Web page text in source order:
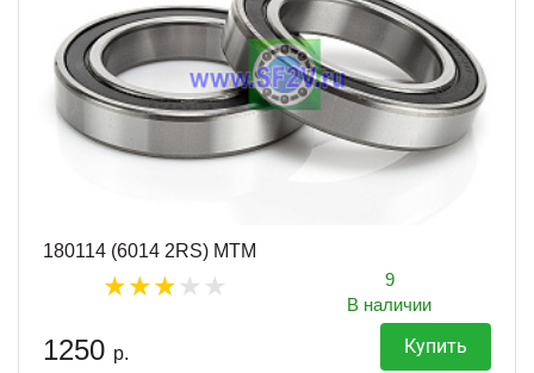
180114 (6014 2RS) MTM
9
В наличии
1250 р. Купить